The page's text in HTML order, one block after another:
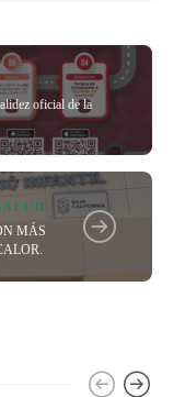
oficial de la
MÁS